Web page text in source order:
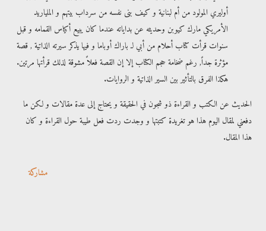
أوليري المولود من أم لبنانية و كيف بنى نفسه من سرداب بيتهم و الملياريد
الأمريكي مارك كيوبن وحديثه عن بداياته عندما كان يبيع أكياس القمامه و قبل
سنوات قرأت كتاب أحلام من أبي لـ باراك أوباما و فيها يذكر سيرته الذاتية , قصة
مؤثرة جداً, رغم ضخامة حجم الكتاب إلا إن القصة فعلاً مشوقة لذلك قرأتها مرتين.
هكذا الفرق بالتأثير بين السير الذاتية و الروايات.
الحديث عن الكتب و القراءة ذو شجون في الحقيقة و يحتاج إلى عدة مقالات و لكن ما
دفعني لمقال اليوم هذا هو تغريدة كتبتها و وجدت ردت فعل طيبة حول القراءة و كان
هذا المقال.
مشاركة